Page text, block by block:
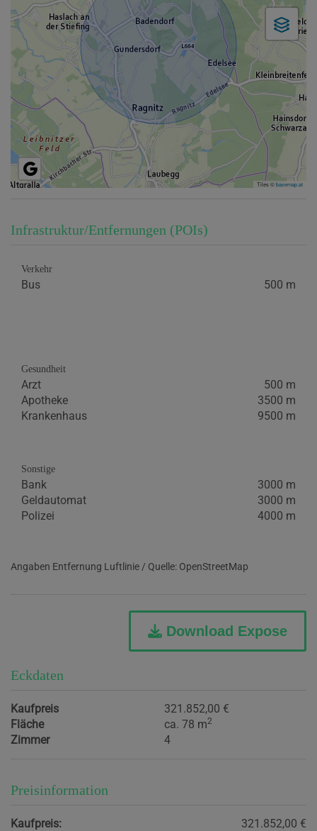
Tiles ©basemap.at
Infrastruktur/Entfernungen (POIs)
Verkehr
Bus 500 m
Gesundheit
Arzt
500 m
Apotheke
3500 m
Krankenhaus
9500 m
Sonstige
Bank
3000 m
Geldautomat
3000 m
Polizei
4000 m
Angaben Entfernung Luftlinie / Quelle: OpenStreetMap
Download Expose
Eckdaten
Kaufpreis
321.852,00 €
Fläche
ca. 78 m2
Zimmer 4
Preisinformation
Kaufpreis: 321.852,00 €